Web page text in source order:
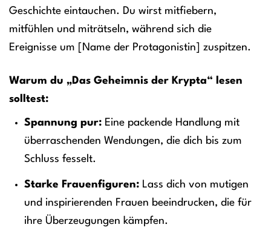
Geschichte eintauchen. Du wirst mitfiebern,
mitfühlen und miträtseln, während sich die
Ereignisse um [Name der Protagonistin] zuspitzen.
Warum du „Das Geheimnis der Krypta“ lesen
solltest:
Spannung pur:Eine packende Handlung mit
überraschenden Wendungen, die dich bis zum
Schluss fesselt.
Starke Frauenfiguren:Lass dich von mutigen
und inspirierenden Frauen beeindrucken, die für
ihre Überzeugungen kämpfen.